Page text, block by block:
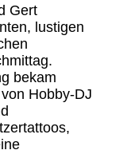
Gert
lustigen
bekam
Hobby-DJ